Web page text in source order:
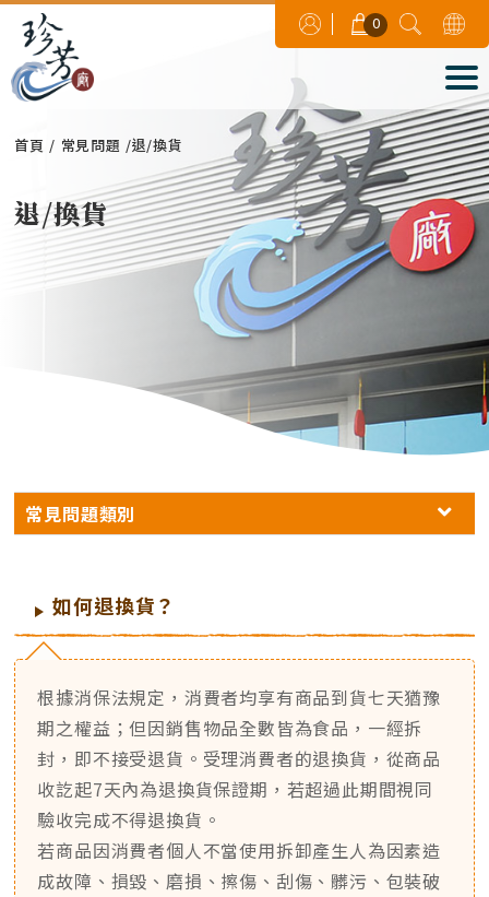
0
首頁 常見問題 退/換貨
退/換貨
常見問題類別
如何退換貨？
根據消保法規定，消費者均享有商品到貨七天猶豫
期之權益；但因銷售物品全數皆為食品，一經拆
封，即不接受退貨。受理消費者的退換貨，從商品
收訖起7天內為退換貨保證期，若超過此期間視同
驗收完成不得退換貨。
若商品因消費者個人不當使用拆卸產生人為因素造
成故障、損毀、磨損、擦傷、刮傷、髒污、包裝破